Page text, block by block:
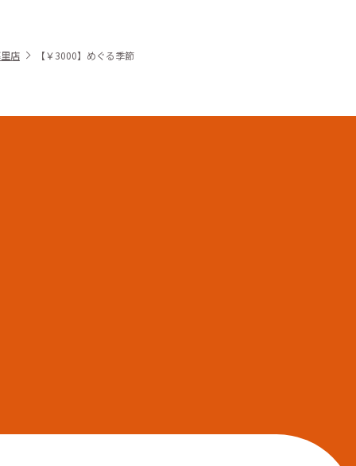
店 【￥3000】めぐる季節